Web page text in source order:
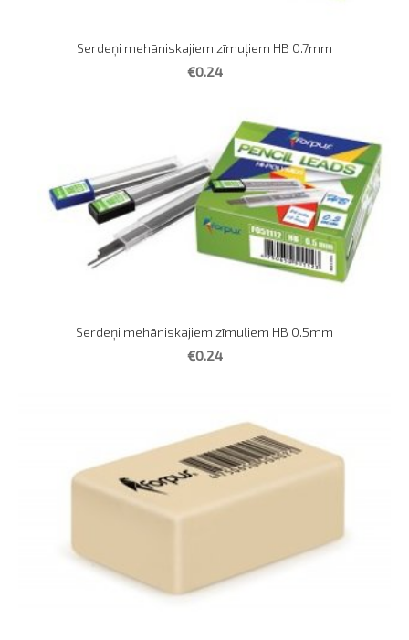
Serdeņi mehāniskajiem zīmuļiem HB 0.7mm
€0.24
Serdeņi mehāniskajiem zīmuļiem HB 0.5mm
€0.24